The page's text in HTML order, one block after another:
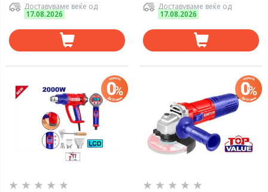
Доставуваме веќе од
17.08.2026
Доставуваме веќе од
17.08.2026